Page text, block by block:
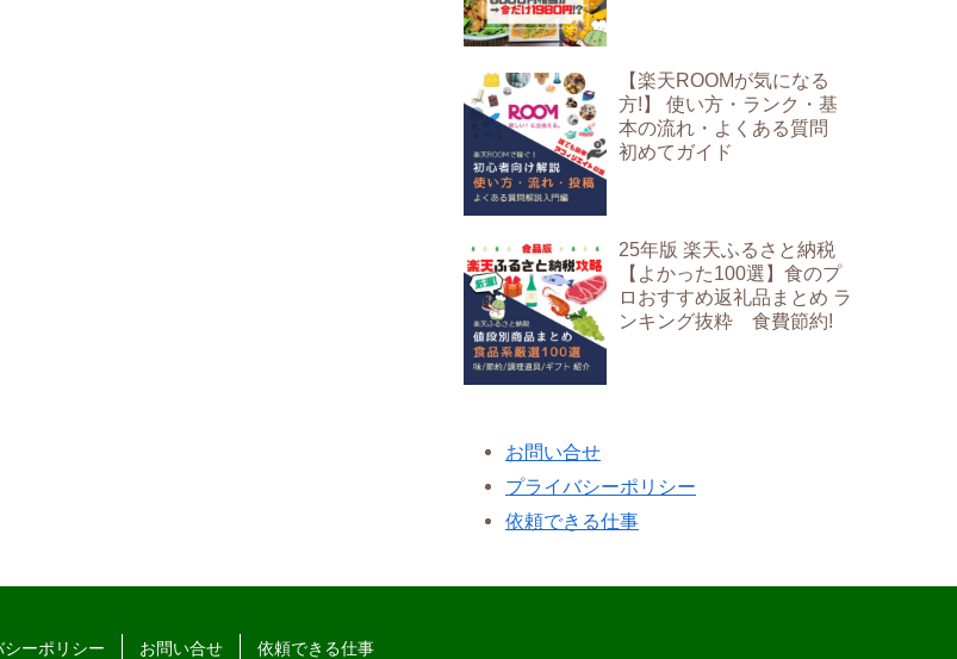
【楽天ROOMが気になる
方!】 使い方・ランク・基
本の流れ・よくある質問
初めてガイド
25年版 楽天ふるさと納税
【よかった100選】食のプ
ロおすすめ返礼品まとめ ラ
ンキング抜粋 食費節約!
お問い合せ
プライバシーポリシー
依頼できる仕事
シーポリシー お問い合せ 依頼できる仕事